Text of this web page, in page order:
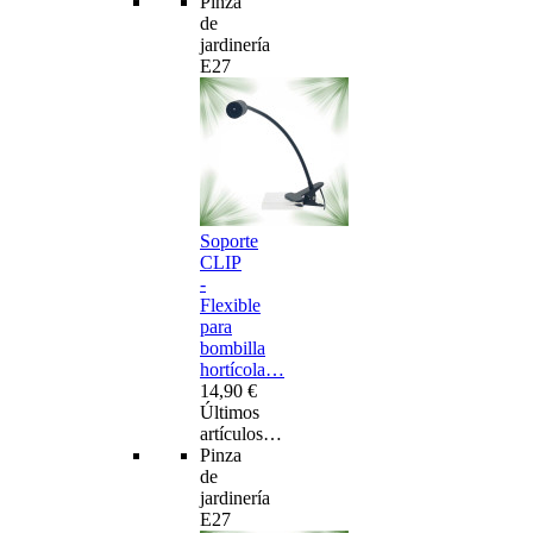
de
jardinería
E27
Soporte
CLIP
-
Flexible
para
bombilla
hortícola…
14,90 €
Últimos
artículos…
Pinza
de
jardinería
E27